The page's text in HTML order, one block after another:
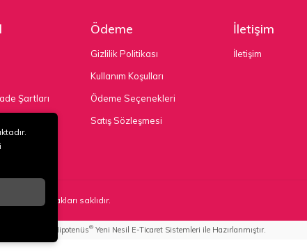
Şartları
Ödeme
Gizlilik Politikası
Kullanım Koşulları
Ödeme Seçenekleri
Satış Sözleşmesi
İletişim
İletişim
ŞTİ . Tüm hakları saklıdır.
Hipotenüs®Yeni Nesil E-Ticaret Sistemleri ile Hazırlanmıştır.